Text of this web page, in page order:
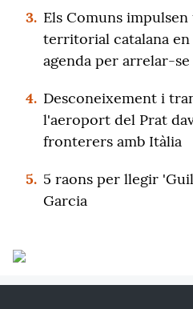
3. Els Comuns
territorial catalana
agenda per arrelar-
4. Desconeixement i
l'aeroport del Prat
fronterers amb Itàlia
5. 5 raons per llegir
Garcia